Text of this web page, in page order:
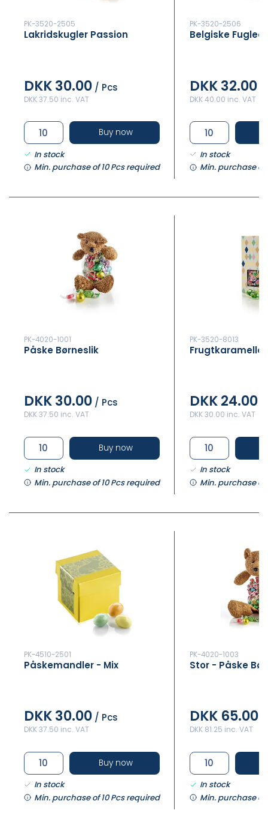
PK-3520-2505
Lakridskugler Passion
DKK 30.00 / Pcs
DKK 37.50 inc. VAT
Buy now
In stock
Min. purchase of 10 Pcs required
PK-3520-2506
Belgiske
DKK 32.00
DKK 40.00 inc. VAT
In stock
Min. purchase of
PK-4020-1001
Påske Børneslik
DKK 30.00 / Pcs
DKK 37.50 inc. VAT
Buy now
In stock
Min. purchase of 10 Pcs required
PK-3520-8013
Frugtkarameller
DKK 24.00
DKK 30.00 inc. VAT
In stock
Min. purchase of
PK-4510-2501
Påskemandler - Mix
DKK 30.00 / Pcs
DKK 37.50 inc. VAT
Buy now
In stock
Min. purchase of 10 Pcs required
PK-4020-1003
Stor - Påske
DKK 65.00
DKK 81.25 inc. VAT
In stock
Min. purchase of